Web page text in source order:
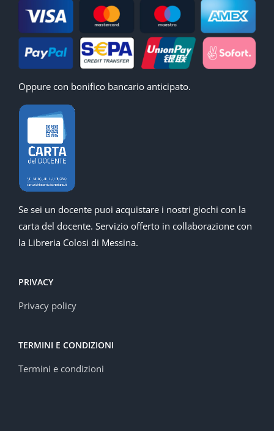
Oppure con bonifico bancario anticipato.
Se sei un docente puoi acquistare i nostri giochi con la
carta del docente. Servizio offerto in collaborazione con
la Libreria Colosi di Messina.
PRIVACY
Privacy policy
TERMINI E CONDIZIONI
Termini e condizioni